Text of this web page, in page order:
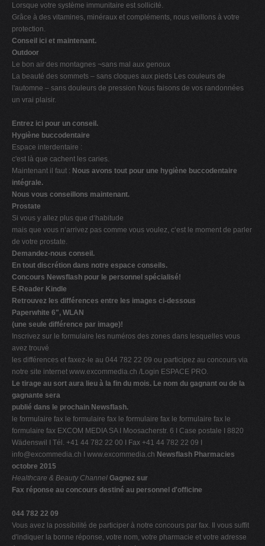
Lorsque votre système immunitaire est sollicité.
Grâce à des vitamines, minéraux et compléments, nous veillons à votre
protection.
Conseil ici et maintenant.
Outdoor
Le bon air des montagnes ¬sans mal aux genoux
La beauté des sommets – sans cloques aux pieds Les couleurs de
l'automne – sans douleurs de pression Nous faisons de vos randonnées
un vrai plaisir.
Entrez ici pour un conseil.
Hygiène buccodentaire
Espace interdentaire :
c'est là que cachent les caries.
Maintenant il faut : Nous avons tout pour une hygiène buccodentaire
intégrale.
Nous vous conseillons maintenant.
Prostate
Si vous y allez plus que d‘habitude
mais que vous n‘arrivez pas comme vous voulez, c‘est le moment de parler
de votre prostate.
Demandez-nous conseil.
En tout discrétion dans notre espace conseils.
Concours Newsflash pour le personnel spécialisé!
E-Reader Kindle
Retrouvez les différences entre les images ci-dessous
Paperwhite 6", WLAN
(une seule différence par image)!
Inscrivez sur le formulaire les numéros des zones dans lesquelles vous
avez trouvé
les différences et faxez-le au 044 782 22 09 ou participez au concours via
notre site internet www.excommedia.ch /Login ESPACE PRO.
Le tirage au sort aura lieu à la fin du mois. Le nom du gagnant ou de la
gagnante sera
publié dans le prochain Newsflash.
le formulaire fax le formulaire fax le formulaire fax le formulaire fax le
formulaire fax EXCOM MEDIA SA I Moosacherstr. 6 I Case postale I 8820
Wädenswil I Tél. +41 44 782 22 00 I Fax +41 44 782 22 09 I
info@excommedia.ch I www.excommedia.ch Newsflash Pharmacies
octobre 2015
Healthcare & Beauty Channel Gagnez sur
Fax réponse au concours destiné au personnel d'officine
044 782 22 09
Vous avez la possibilité de participer à notre concours par fax. Il vous suffit
d'indiquer la bonne réponse, votre nom, votre pharmacie et votre adresse